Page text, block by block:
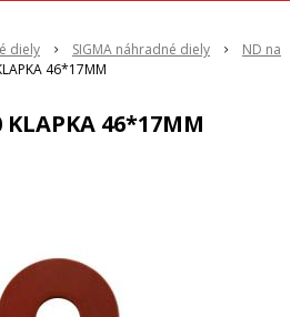
diely SIGMA náhradné diely
ND na
46*17MM
KLAPKA 46*17MM